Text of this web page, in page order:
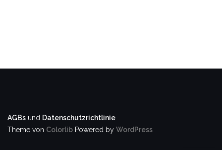
AGBs und Datenschutzrichtlinie
Theme von Colorlib Powered by WordPress